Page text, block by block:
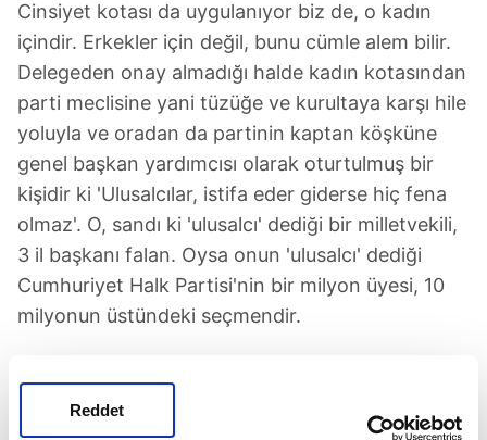
Reddet
Cinsiyet kotası da uygulanıyor biz de, o kadın
içindir. Erkekler için değil, bunu cümle alem bilir.
Delegeden onay almadığı halde kadın kotasından
parti meclisine yani tüzüğe ve kurultaya karşı hile
yoluyla ve oradan da partinin kaptan köşküne
genel başkan yardımcısı olarak oturtulmuş bir
kişidir ki 'Ulusalcılar, istifa eder giderse hiç fena
olmaz'. O, sandı ki 'ulusalcı' dediği bir milletvekili,
3 il başkanı falan. Oysa onun 'ulusalcı' dediği
Cumhuriyet Halk Partisi'nin bir milyon üyesi, 10
milyonun üstündeki seçmendir.
çekip giderse Sayın Bekaroğlu, Cumhuriyet Halk